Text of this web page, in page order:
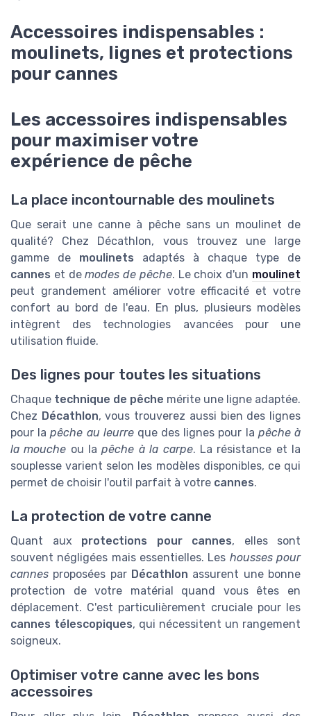
Accessoires indispensables :
moulinets, lignes et protections
pour cannes
Les accessoires indispensables
pour maximiser votre
expérience de pêche
La place incontournable des moulinets
Que serait une canne à pêche sans un moulinet de
qualité? Chez Décathlon, vous trouvez une large
gamme de moulinets adaptés à chaque type de
cannes et demodes de pêche. Le choix d'un moulinet
peut grandement améliorer votre efficacité et votre
confort au bord de l'eau. En plus, plusieurs modèles
intègrent des technologies avancées pour une
utilisation fluide.
Des lignes pour toutes les situations
Chaque technique de pêche mérite une ligne adaptée.
Chez Décathlon, vous trouverez aussi bien des lignes
pour lapêche au leurreque des lignes pour la pêche à
la mouche ou lapêche à la carpe. La résistance et la
souplesse varient selon les modèles disponibles, ce qui
permet de choisir l'outil parfait à votre cannes.
La protection de votre canne
Quant aux protections pour cannes, elles sont
souvent négligées mais essentielles. Les housses pour
cannes proposées par Décathlon assurent une bonne
protection de votre matérial quand vous êtes en
déplacement. C'est particulièrement cruciale pour les
cannes télescopiques, qui nécessitent un rangement
soigneux.
Optimiser votre canne avec les bons
accessoires